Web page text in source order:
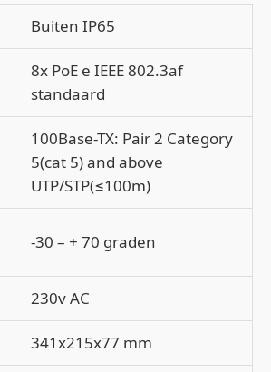
Buiten IP65
8x PoE e IEEE 802.3af
standaard
100Base-TX: Pair 2 Category
5(cat 5) and above
UTP/STP(≤100m)
-30 – + 70 graden
230v AC
341x215x77 mm